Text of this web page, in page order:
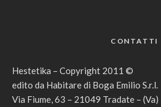
CONTATTI
Hestetika – Copyright 2011 ©
edito da Habitare di Boga Emilio S.r.l.
Via Fiume, 63 – 21049 Tradate – (Va)